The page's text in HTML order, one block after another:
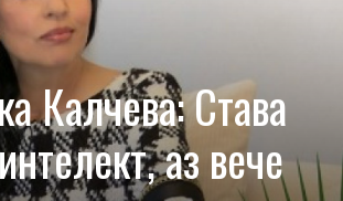
Калчева: Става
аз вече